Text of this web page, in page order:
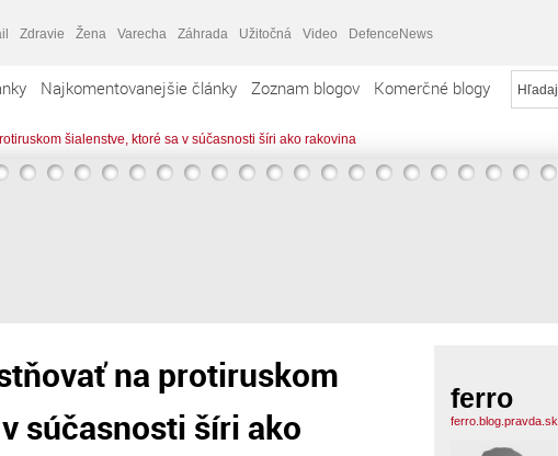
Zdravie Žena Varecha Záhrada Užitočná Video DefenceNews
Najkomentovanejšie články Zoznam blogov Komerčné blogy
šialenstve, ktoré sa v súčasnosti šíri ako rakovina
na protiruskom
súčasnosti šíri ako
ferro
ferro.blog.pravda.sk